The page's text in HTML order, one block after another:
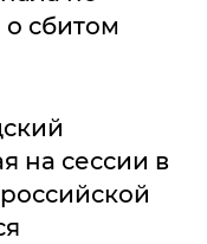
сбитом
на сессии в